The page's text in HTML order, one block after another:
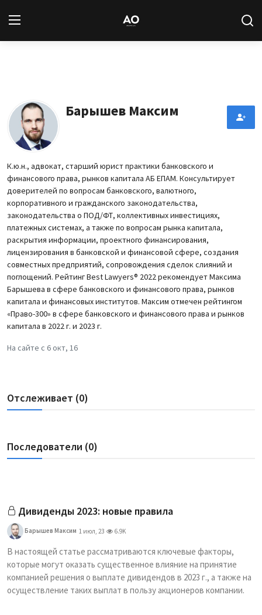
Новости
Статьи
Архив
База знаний
Подписка
Барышев Максим
К.ю.н., адвокат, старший юрист практики банковского и
финансового права, рынков капитала АБ ЕПАМ. Консультирует
доверителей по вопросам банковского, валютного,
корпоративного и гражданского законодательства,
законодательства о ПОД/ФТ, коллективных инвестициях,
платежных системах, а также по вопросам рынка капитала,
раскрытия информации, проектного финансирования,
лицензирования в банковской и финансовой сфере, создания
совместных предприятий, сопровождения сделок слияний и
поглощений. Рейтинг Best Lawyers® 2022 рекомендует Максима
Барышева в сфере банковского и финансового права, рынков
капитала и финансовых институтов. Максим отмечен рейтингом
«Право-300» в сфере банковского и финансового права и рынков
капитала в 2022 г. и 2023 г.
На сайте с 6 окт, 16
Отслеживает (0)
Последователи (0)
Дивиденды 2023: новые правила
Барышев Максим 1 июл, 23 6.9K
В настоящей статье рассматриваются ключевые факторы,
которые могут оказать существенное влияние на принятие
компанией решения о выплате дивидендов в 2023 г., а также на
осуществление таких выплат в пользу акционеров компании.